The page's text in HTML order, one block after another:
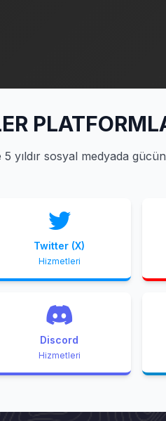
yıldır sosyal medyada
Twitter (X)
Hizmetleri
Discord
Hizmetleri